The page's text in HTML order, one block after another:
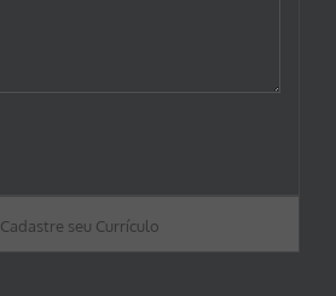
Cadastre seu Currículo